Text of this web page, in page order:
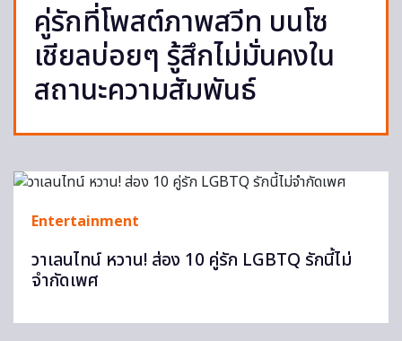
คู่รักที่โพสต์ภาพสวีท บนโซ
เชียลบ่อยๆ รู้สึกไม่มั่นคงใน
สถานะความสัมพันธ์
Entertainment
วาเลนไทน์ หวาน! ส่อง 10 คู่รัก LGBTQ รักนี้ไม่
จำกัดเพศ